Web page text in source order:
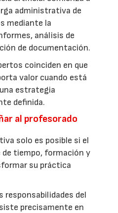
administrativa de
mediante la
análisis de
de documentación.
coinciden en que
valor cuando está
estrategia
definida.
al profesorado
solo es posible si el
tiempo, formación y
su práctica
responsabilidades del
precisamente en